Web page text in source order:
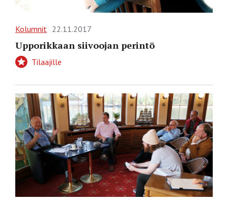
Kolumnit 22.11.2017
Upporikkaan siivoojan perintö
Tilaajille